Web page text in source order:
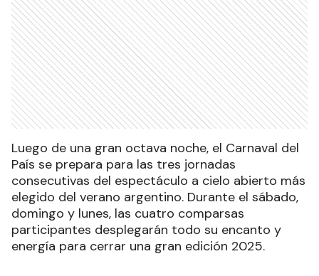
Luego de una gran octava noche, el Carnaval del
País se prepara para las tres jornadas
consecutivas del espectáculo a cielo abierto más
elegido del verano argentino. Durante el sábado,
domingo y lunes, las cuatro comparsas
participantes desplegarán todo su encanto y
energía para cerrar una gran edición 2025.